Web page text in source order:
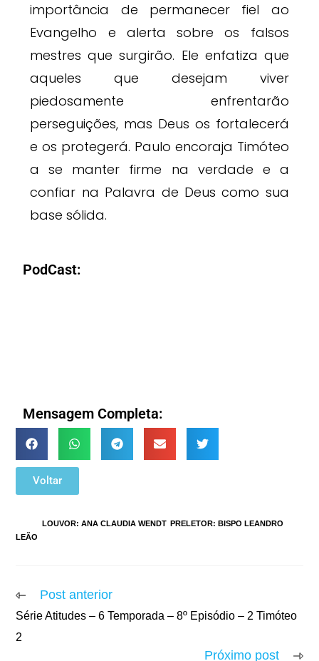
importância de permanecer fiel ao
Evangelho e alerta sobre os falsos
mestres que surgirão. Ele enfatiza que
aqueles que desejam viver
piedosamente enfrentarão
perseguições, mas Deus os fortalecerá
e os protegerá. Paulo encoraja Timóteo
a se manter firme na verdade e a
confiar na Palavra de Deus como sua
base sólida.
PodCast:
Mensagem Completa:
Voltar
:LOUVOR: ANA CLAUDIA WENDT, PRELETOR: BISPO LEANDRO
LEÃO
Post anterior
Série Atitudes – 6 Temporada – 8º Episódio – 2 Timóteo
2
Próximo post